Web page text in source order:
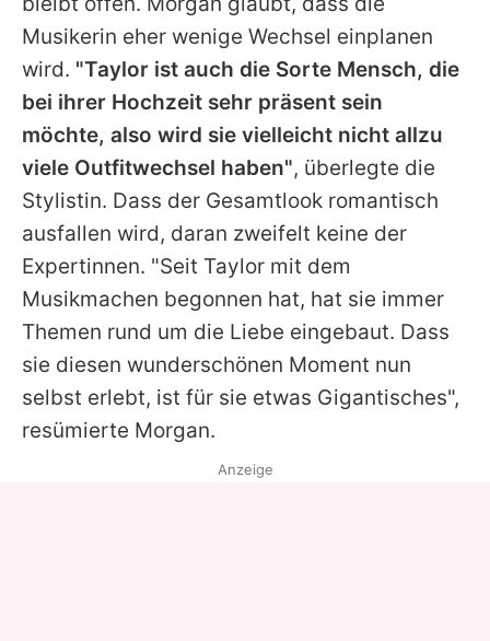
Musikerin eher wenige Wechsel einplanen
wird. "Taylor ist auch die Sorte Mensch, die
bei ihrer Hochzeit sehr präsent sein
möchte, also wird sie vielleicht nicht allzu
viele Outfitwechsel haben", überlegte die
Stylistin. Dass der Gesamtlook romantisch
ausfallen wird, daran zweifelt keine der
Expertinnen. "Seit Taylor mit dem
Musikmachen begonnen hat, hat sie immer
Themen rund um die Liebe eingebaut. Dass
sie diesen wunderschönen Moment nun
selbst erlebt, ist für sie etwas Gigantisches",
resümierte Morgan.
Anzeige